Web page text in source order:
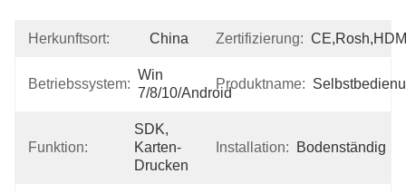
Herkunftsort: China Zertifizierung:
Betriebssystem:
Win
7/8/10/Android
Produktname:
Funktion:
SDK,
Karten-
Drucken
Installation: Bodenständig